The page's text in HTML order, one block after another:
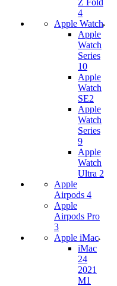
Z Fold
4
Apple Watch
Apple
Watch
Series
10
Apple
Watch
SE2
Apple
Watch
Series
9
Apple
Watch
Ultra 2
Apple
Airpods 4
Apple
Airpods Pro
3
Apple iMac
iMac
24
2021
M1